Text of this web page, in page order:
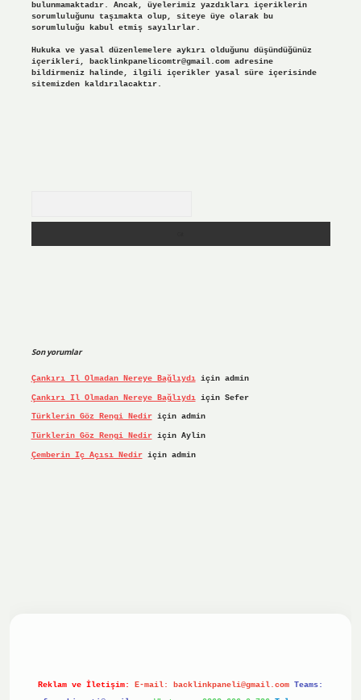
bulunmamaktadır. Ancak, üyelerimiz yazdıkları içeriklerin
sorumluluğunu taşımakta olup, siteye üye olarak bu
sorumluluğu kabul etmiş sayılırlar.
Hukuka ve yasal düzenlemelere aykırı olduğunu düşündüğünüz
içerikleri, backlinkpanelicomtr@gmail.comadresine
bildirmeniz halinde, ilgili içerikler yasal süre içerisinde
sitemizden kaldırılacaktır.
Son yorumlar
Çankırı Il Olmadan Nereye Bağlıydıiçin admin
Çankırı Il Olmadan Nereye Bağlıydıiçin Sefer
Türklerin Göz Rengi Nediriçin admin
Türklerin Göz Rengi Nediriçin Aylin
Çemberin Iç Açısı Nediriçin admin
Reklam ve İletişim: E-mail: backlinkpaneli@gmail.com Teams: